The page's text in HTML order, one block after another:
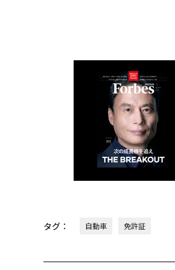
タグ： 自動車 免許証